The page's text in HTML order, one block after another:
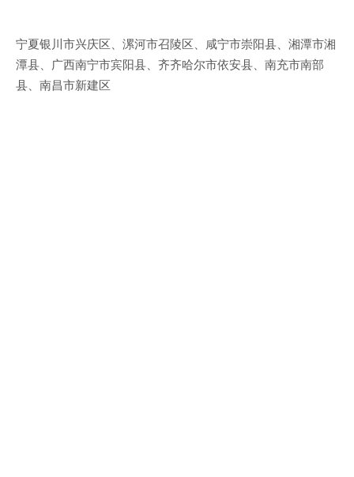
宁夏银川市兴庆区、漯河市召陵区、咸宁市崇阳县、湘潭市湘
潭县、广西南宁市宾阳县、齐齐哈尔市依安县、南充市南部
县、南昌市新建区